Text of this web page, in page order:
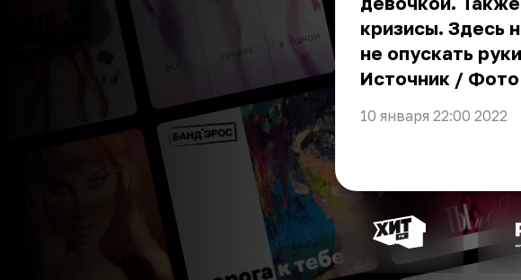
кризисы. Здесь
не опускать
Источник / Фото
10 января 22:00 2022